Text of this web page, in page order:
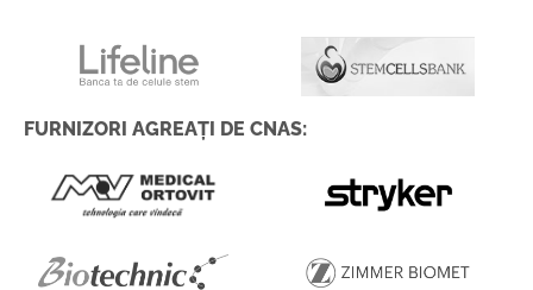
FURNIZORI AGREAȚI DE CNAS: